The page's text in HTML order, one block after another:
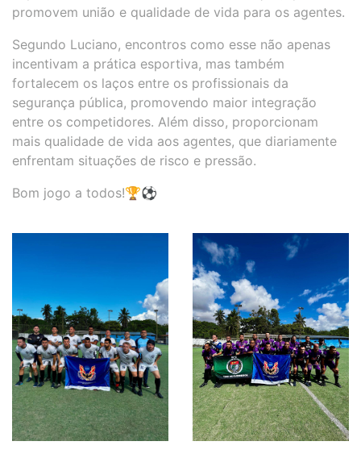
promovem união e qualidade de vida para os agentes.
Segundo Luciano, encontros como esse não apenas
incentivam a prática esportiva, mas também
fortalecem os laços entre os profissionais da
segurança pública, promovendo maior integração
entre os competidores. Além disso, proporcionam
mais qualidade de vida aos agentes, que diariamente
enfrentam situações de risco e pressão.
Bom jogo a todos!🏆⚽️